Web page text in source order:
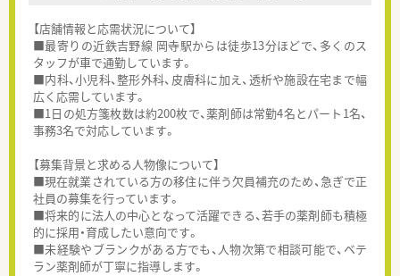
【店舗情報と応需状況について】
■最寄りの近鉄吉野線 岡寺駅からは徒歩13分ほどで、多くのス
タッフが車で通勤しています。
■内科、小児科、整形外科、皮膚科に加え、透析や施設在宅まで幅
広く応需しています。
■1日の処方箋枚数は約200枚で、薬剤師は常勤4名とパート1名、
事務3名で対応しています。
【募集背景と求める人物像について】
■現在就業されている方の移住に伴う欠員補充のため、急ぎで正
社員の募集を行っています。
■将来的に法人の中心となって活躍できる、若手の薬剤師も積極
的に採用・育成したい意向です。
■未経験やブランクがある方でも、人物次第で相談可能で、ベテ
ラン薬剤師が丁寧に指導します。